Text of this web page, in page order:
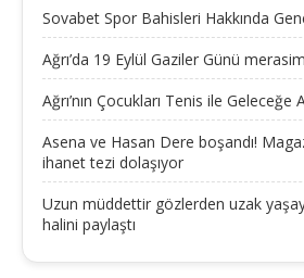
Sovabet Spor Bahisleri Hakkında
Ağrı’da 19 Eylül Gaziler Günü
Ağrı’nın Çocukları Tenis ile Geleceğe
Asena ve Hasan Dere boşandı!
ihanet tezi dolaşıyor
Uzun müddettir gözlerden uzak
halini paylaştı